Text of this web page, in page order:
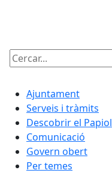
Cercar:
Ajuntament
Serveis i tràmits
Descobrir el Papiol
Comunicació
Govern obert
Per temes